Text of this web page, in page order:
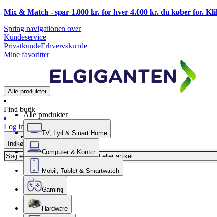
Mix & Match - spar 1.000 kr. for hver 4.000 kr. du køber for.
Spring navigationen over
Kundeservice
PrivatkundeErhvervskunde
Mine favoritter
Alle produkter
Find butik
Log ind
Indkøbskurv
Alle produkter
TV, Lyd & Smart Home
Computer & Kontor
Mobil, Tablet & Smartwatch
Gaming
Hardware